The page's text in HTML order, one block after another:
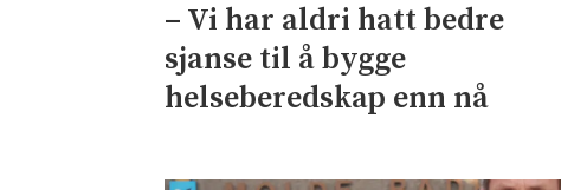
– Vi har aldri hatt bedre
sjanse til å bygge
helseberedskap enn nå